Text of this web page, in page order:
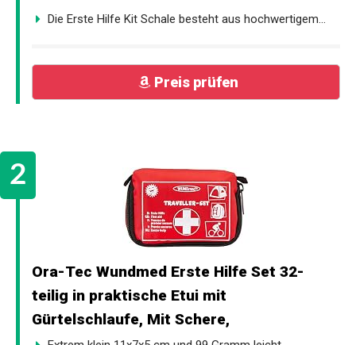
Die Erste Hilfe Kit Schale besteht aus hochwertigem...
Preis prüfen
Ora-Tec Wundmed Erste Hilfe Set 32-
teilig in praktische Etui mit
Gürtelschlaufe, Mit Schere,